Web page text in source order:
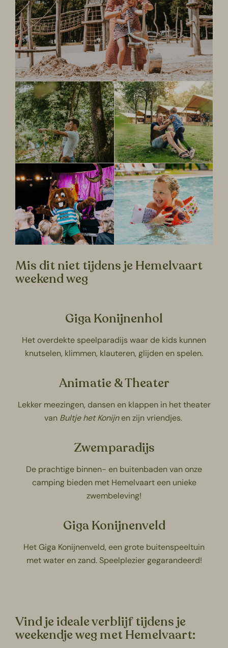
Mis dit niet tijdens je Hemelvaart
weekend weg
Giga Konijnenhol
Het overdekte speelparadijswaar de kids kunnen
knutselen, klimmen, klauteren, glijden en spelen.
Animatie & Theater
Lekker meezingen, dansen en klappen in het theater
van Bultje het Konijnen zijn vriendjes.
Zwemparadijs
De prachtige binnen- en buitenbaden van onze
camping bieden met Hemelvaart een unieke
zwembeleving!
Giga Konijnenveld
Het Giga Konijnenveld, een grote buitenspeeltuin
met water en zand. Speelplezier gegarandeerd!
Vind je ideale verblijf tijdens je
weekendje weg met Hemelvaart: